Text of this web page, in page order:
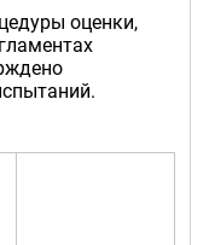
оценки,